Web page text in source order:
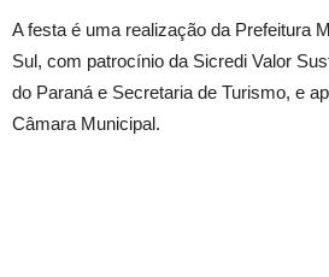
A festa é uma realização da Prefeitura
Sul, com patrocínio da Sicredi Valor
do Paraná e Secretaria de Turismo, e
Câmara Municipal.